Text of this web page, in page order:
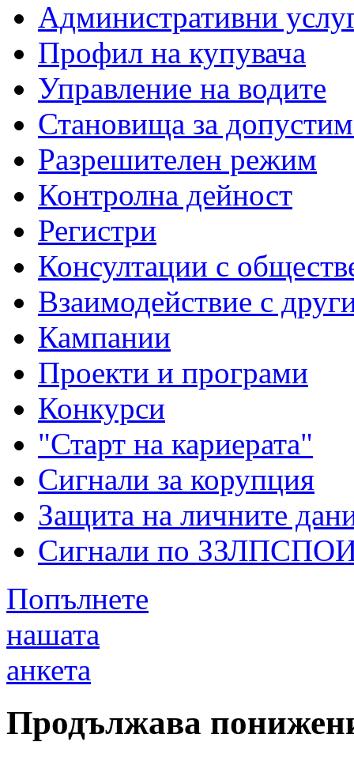
Административни
Профил на купувача
Управление на водите
Становища за
Разрешителен режим
Контролна дейност
Регистри
Консултации с
Взаимодействие с
Кампании
Проекти и програми
Конкурси
"Старт на кариерата"
Сигнали за корупция
Защита на личните
Сигнали по
Попълнете
нашата
анкета
Продължава